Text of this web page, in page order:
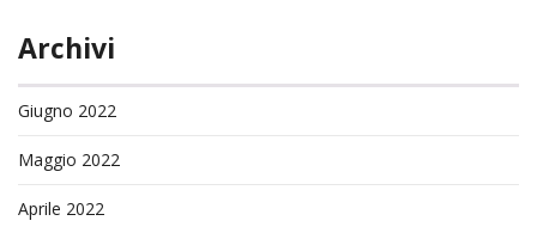
Archivi
Giugno 2022
Maggio 2022
Aprile 2022